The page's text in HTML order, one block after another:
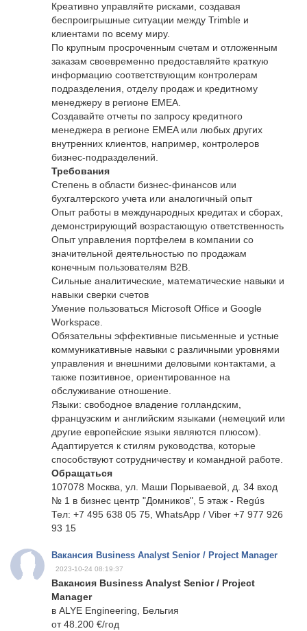
Креативно управляйте рисками, создавая
беспроигрышные ситуации между Trimble и
клиентами по всему миру.
По крупным просроченным счетам и отложенным
заказам своевременно предоставляйте краткую
информацию соответствующим контролерам
подразделения, отделу продаж и кредитному
менеджеру в регионе EMEA.
Создавайте отчеты по запросу кредитного
менеджера в регионе EMEA или любых других
внутренних клиентов, например, контролеров
бизнес-подразделений.
Требования
Степень в области бизнес-финансов или
бухгалтерского учета или аналогичный опыт
Опыт работы в международных кредитах и сборах,
демонстрирующий возрастающую ответственность
Опыт управления портфелем в компании со
значительной деятельностью по продажам
конечным пользователям B2B.
Сильные аналитические, математические навыки и
навыки сверки счетов
Умение пользоваться Microsoft Office и Google
Workspace.
Обязательны эффективные письменные и устные
коммуникативные навыки с различными уровнями
управления и внешними деловыми контактами, а
также позитивное, ориентированное на
обслуживание отношение.
Языки: свободное владение голландским,
французским и английским языками (немецкий или
другие европейские языки являются плюсом).
Адаптируется к стилям руководства, которые
способствуют сотрудничеству и командной работе.
Обращаться
107078 Москва, ул. Маши Порываевой, д. 34 вход
№ 1 в бизнес центр "Домников", 5 этаж - Regús
Тел: +7 495 638 05 75, WhatsApp / Viber +7 977 926
93 15
Вакансия Business Analyst Senior / Project Manager
2023-10-24 08:19:37
Вакансия Business Analyst Senior / Project
Manager
в ALYE Engineering, Бельгия
от 48.200 €/год